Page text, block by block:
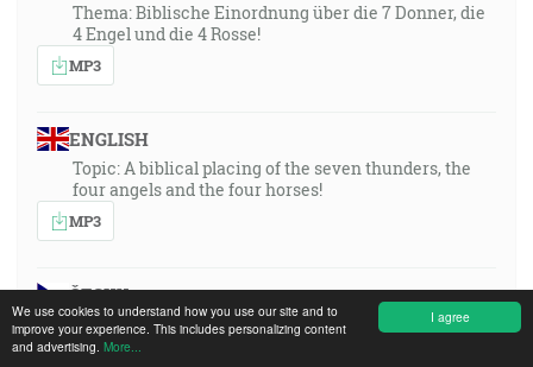
I agree
We use cookies to understand how you use our site and to
improve your experience. This includes personalizing content
and advertising. More...
Thema: Biblische Einordnung über die 7 Donner, die
4 Engel und die 4 Rosse!
MP3
ENGLISH
Topic: A biblical placing of the seven thunders, the
four angels and the four horses!
MP3
ČESKY
1991-02-02-1930-czech
MP3